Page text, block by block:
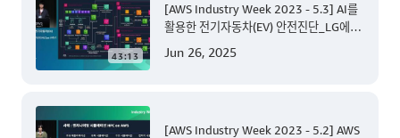
43:13
[AWS Industry Week 2023 - 5.3] AI를
활용한 전기자동차(EV) 안전진단_LG에너
Jun 26, 2025
[AWS Industry Week 2023 - 5.2] AWS